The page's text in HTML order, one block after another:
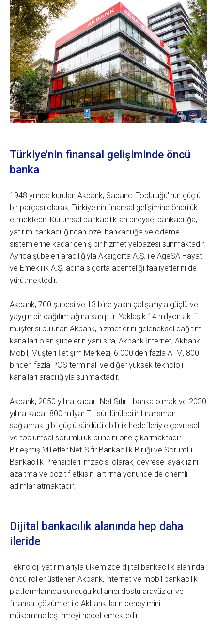
Türkiye'nin finansal gelişiminde öncü
banka
1948 yılında kurulan Akbank, Sabancı Topluluğu'nun güçlü
bir parçası olarak, Türkiye'nin finansal gelişimine öncülük
etmektedir. Kurumsal bankacılıktan bireysel bankacılığa,
yatırım bankacılığından özel bankacılığa ve ödeme
sistemlerine kadar geniş bir hizmet yelpazesi sunmaktadır.
Ayrıca şubeleri aracılığıyla Aksigorta A.Ş. ile AgeSA Hayat
ve Emeklilik A.Ş. adına sigorta acenteliği faaliyetlerini de
yürütmektedir.
Akbank, 700 şubesi ve 13 bine yakın çalışanıyla güçlü ve
yaygın bir dağıtım ağına sahiptir. Yaklaşık 14 milyon aktif
müşterisi bulunan Akbank, hizmetlerini geleneksel dağıtım
kanalları olan şubelerin yanı sıra; Akbank İnternet, Akbank
Mobil, Müşteri İletişim Merkezi, 6.000’den fazla ATM, 800
binden fazla POS terminali ve diğer yüksek teknoloji
kanalları aracılığıyla sunmaktadır.
Akbank, 2050 yılına kadar "Net Sıfır" banka olmak ve 2030
yılına kadar 800 milyar TL sürdürülebilir finansman
sağlamak gibi güçlü sürdürülebilirlik hedefleriyle çevresel
ve toplumsal sorumluluk bilincini öne çıkarmaktadır.
Birleşmiş Milletler Net-Sıfır Bankacılık Birliği ve Sorumlu
Bankacılık Prensipleri imzacısı olarak, çevresel ayak izini
azaltma ve pozitif etkisini artırma yönünde de önemli
adımlar atmaktadır.
Dijital bankacılık alanında hep daha
ileride
Teknoloji yatırımlarıyla ülkemizde dijital bankacılık alanında
öncü roller üstlenen Akbank, internet ve mobil bankacılık
platformlarında sunduğu kullanıcı dostu arayüzler ve
finansal çözümler ile Akbanklıların deneyimini
mükemmelleştirmeyi hedeflemektedir.